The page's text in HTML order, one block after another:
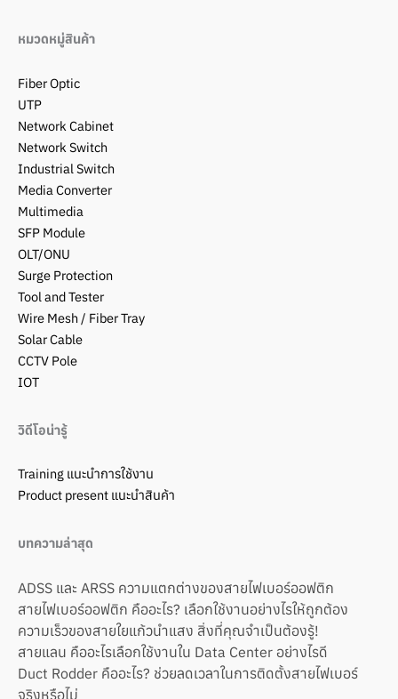
หมวดหมู่สินค้า
Fiber Optic
UTP
Network Cabinet
Network Switch
Industrial Switch
Media Converter
Multimedia
SFP Module
OLT/ONU
Surge Protection
Tool and Tester
Wire Mesh / Fiber Tray
Solar Cable
CCTV Pole
IOT
วิดีโอน่ารู้
Training แนะนำการใช้งาน
Product present แนะนำสินค้า
บทความล่าสุด
ADSS และ ARSS ความแตกต่างของสายไฟเบอร์ออฟติก
สายไฟเบอร์ออฟติก คืออะไร? เลือกใช้งานอย่างไรให้ถูกต้อง
ความเร็วของสายใยแก้วนำแสง สิ่งที่คุณจำเป็นต้องรู้!
สายแลน คืออะไรเลือกใช้งานใน Data Center อย่างไรดี
Duct Rodder คืออะไร? ช่วยลดเวลาในการติดตั้งสายไฟเบอร์
จริงหรือไม่